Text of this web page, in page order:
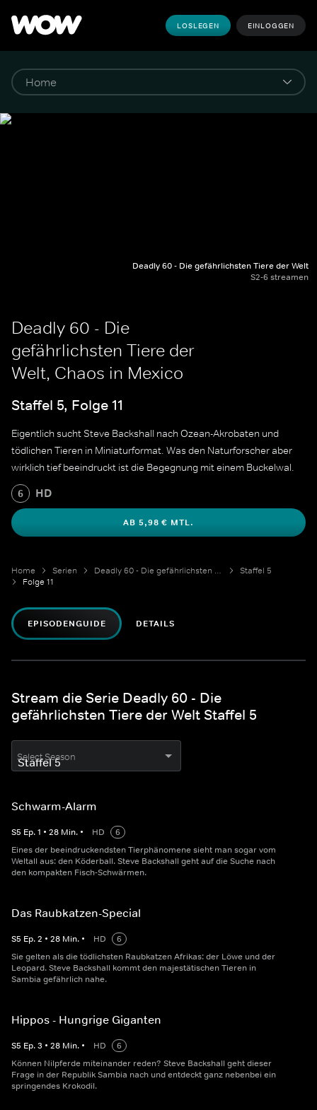
LOSLEGEN EINLOGGEN
Deadly 60 - Die gefährlichsten Tiere der Welt
S2-6 streamen
Deadly 60 - Die
gefährlichsten Tiere der
Welt, Chaos in Mexico
Staffel 5, Folge 11
Eigentlich sucht Steve Backshall nach Ozean-Akrobaten und
tödlichen Tieren in Miniaturformat. Was den Naturforscher aber
wirklich tief beeindruckt ist die Begegnung mit einem Buckelwal.
6 HD
AB 5,98 € MTL.
Home Serien Deadly 60 - Die gefährlichsten Tiere der Welt
Staffel 5
Folge 11
EPISODENGUIDE DETAILS
Stream die Serie Deadly 60 - Die
gefährlichsten Tiere der Welt Staffel 5
Select Season
Schwarm-Alarm
S5 Ep.1 • 28 Min. • HD
6
Eines der beeindruckendsten Tierphänomene sieht man sogar vom
Weltall aus: den Köderball. Steve Backshall geht auf die Suche nach
den kompakten Fisch-Schwärmen.
Das Raubkatzen-Special
S5 Ep.2 • 28 Min. • HD
6
Sie gelten als die tödlichsten Raubkatzen Afrikas: der Löwe und der
Leopard. Steve Backshall kommt den majestätischen Tieren in
Sambia gefährlich nahe.
Hippos - Hungrige Giganten
S5 Ep.3 • 28 Min. • HD
6
Können Nilpferde miteinander reden? Steve Backshall geht dieser
Frage in der Republik Sambia nach und entdeckt ganz nebenbei ein
springendes Krokodil.